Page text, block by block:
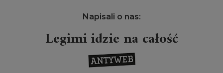
Napisali o nas:
Legimi idzie na całość